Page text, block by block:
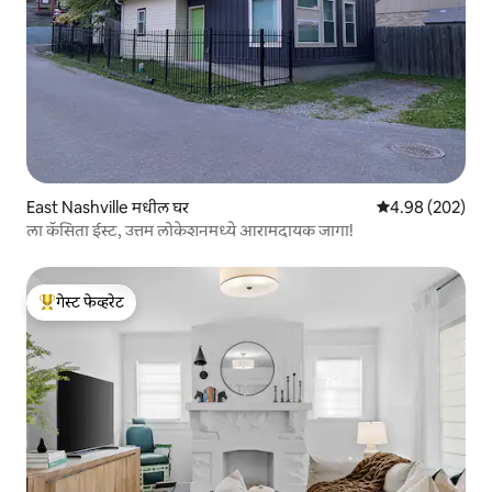
East Nashville मधील घर 5 पैकी 4.98
4.98 (202)
ला कॅसिता ईस्ट, उत्तम लोकेशनमध्ये आरामदायक जागा!
टॉप गेस्ट फेव्हरेट
गेस्ट फेव्हरेट